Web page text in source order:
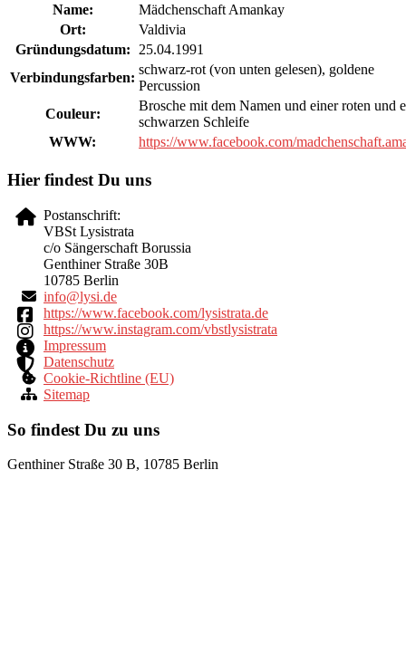
Name:
Mädchenschaft Amankay
Ort:
Valdivia
Gründungsdatum: 25.04.1991
Verbindungsfarben:
schwarz-rot (von unten gelesen), goldene
Percussion
Couleur:
Brosche mit dem Namen und einer roten und
schwarzen Schleife
WWW:
https://www.facebook.com/
Hier findest Du uns
Postanschrift:
VBSt Lysistrata
c/o Sängerschaft Borussia
Genthiner Straße 30B
10785 Berlin
ed.is
yl@of
ni
https://www.facebook.com/lysistrata.de
https://www.instagram.com/vbstlysistrata
Impressum
Datenschutz
Cookie-Richtline (EU)
Sitemap
So findest Du zu uns
Genthiner Straße 30 B, 10785 Berlin